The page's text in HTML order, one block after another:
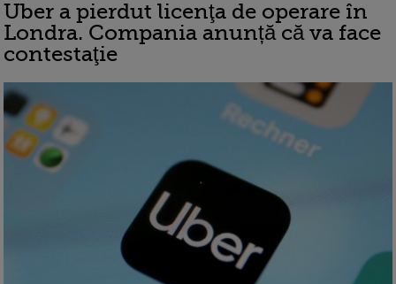
Uber a pierdut licenţa de operare în
Londra. Compania anunță că va face
contestaţie